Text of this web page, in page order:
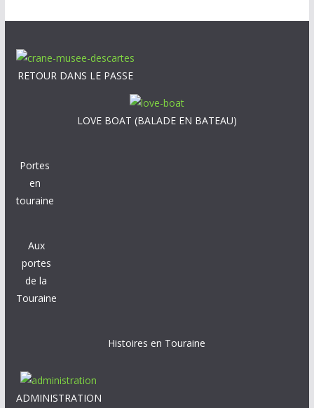
RETOUR DANS LE PASSE
LOVE BOAT (BALADE EN BATEAU)
Portes
en
touraine
Aux
portes
de la
Touraine
Histoires en Touraine
ADMINISTRATION